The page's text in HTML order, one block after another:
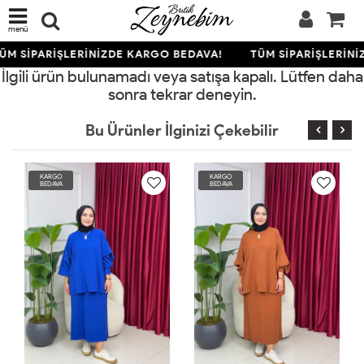
menü
SİPARİŞLERİNİZDE KARGO BEDAVA! TÜM
İlgili ürün bulunamadı veya satışa kapalı. Lütfen daha
sonra tekrar deneyin.
Bu Ürünler İlginizi Çekebilir
KARGO
BEDAVA
KARGO
BEDAVA